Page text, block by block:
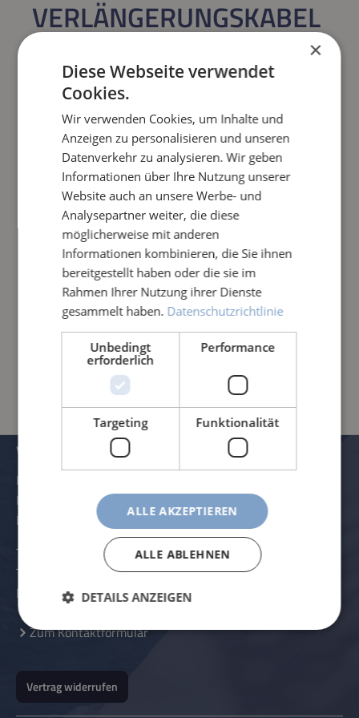
VERLÄNGERUNGSKABEL
7,5 M
Regulärer Preis:
49,90 €
Preise inkl. MwSt. zzgl. Versandkosten
Produkt Anzahl: Gib den gewünschten
IN DEN WARENKORB
Frage zum Artikel
PRODUKTINFORMATIONEN
VERWALTUNG UND KONTAKTDATEN
Rössle AG
Pater-Hartmann-Straße 23
D-87616 Marktoberdorf
Telefon:
+49 (0) 8342 - 70 59 5-0
Telefax:
+49 (0) 8342 - 70 59 5-70
E-Mail: info@roessle.ag
Zum Kontaktformular
Vertrag widerrufen
×
Diese Webseite verwendet
Cookies.
Wir verwenden Cookies, um Inhalte und
Anzeigen zu personalisieren und unseren
Datenverkehr zu analysieren. Wir geben
Informationen über Ihre Nutzung unserer
Website auch an unsere Werbe- und
Analysepartner weiter, die diese
möglicherweise mit anderen
Informationen kombinieren, die Sie ihnen
bereitgestellt haben oder die sie im
Rahmen Ihrer Nutzung ihrer Dienste
gesammelt haben. Datenschutzrichtlinie
Unbedingt
erforderlich
Performance
Targeting Funktionalität
ALLE AKZEPTIEREN
ALLE ABLEHNEN
DETAILS ANZEIGEN